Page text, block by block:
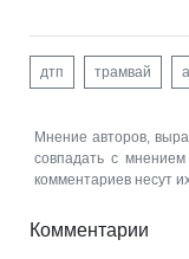
дтп трамвай
Мнение авторов,
совпадать с
комментариев несут
Комментарии